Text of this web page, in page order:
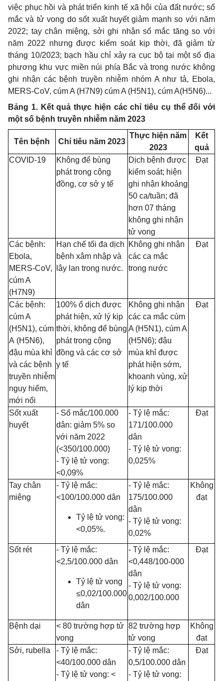
việc phục hồi và phát triển kinh tế xã hội của đất nước; số
mắc và tử vong do sốt xuất huyết giảm mạnh so với năm
2022; tay chân miệng, sởi ghi nhận số mắc tăng so với
năm 2022 nhưngđược kiểm soát kịp thời, đã giảm từ
tháng 10/2023; bạch hầu chỉ xảy ra cục bộ tại một số địa
phương khu vực miền núi phía Bắc và trong nước không
ghi nhận các bệnh truyền nhiễm nhóm A như tả, Ebola,
MERS-CoV, cúm A (H7N9) cúm A (H5N1), cúm A(H5N6)...
Bảng 1. Kết quả thực hiện các chỉ tiêu cụ thể đối với
một số bệnh truyền nhiễm năm 2023
Tên bệnh Chỉ tiêu năm 2023
Thực hiện năm
2023
Kết
quả
COVI D-19 Không đểbùng
phát trong cộng
đồng, cơ sở y tế
Dịch bệnh được
kiểm soát; hiện
ghi nhận khoảng
50 ca/tuần; đã
hơn 07 tháng
không ghi nhận
tử vong
Đạt
Các bệnh:
Ebola,
MERS-CoV,
cúm A
(H7N9)
Hạn chế tối đa dịch
bệnh xâm nhập và
lây lan trong nước.
Không ghi nhận
các ca mắc
trong nước
Đạt
Các bệnh:
cúm A
(H5N1), cúm
A (H5N6),
đậu mùa khỉ
và các bệnh
truyền nhiễm
nguy hiểm,
mới nổi
100% ổ dịch được
phát hiện, xử lý kịp
thời, không đểbùng
phát trong cộng
đồng và các cơ sở
y tế
Không ghi nhận
các ca mắc cúm
A (H5N1), cúm A
(H5N6); đậu
mùa khỉ được
phát hiện sớm,
khoanh vùng, xử
lý kịp thời
Đạt
Sốt xuất
huyết
- Số mắc/100.000
dân: giảm 5% so
với năm 2022
(<350/100.000)
- Tỷlệ tử vong:
<0,09%
- Tỷ lệ mắc:
171/100.000
dân
- Tỷ lệ tử vong:
0,025%
Đạt
Tay chân
miệng
- Tỷ lệ mắc:
<100/100.000 dân
Tỷ lệ tử vong:
<0,05%.
- Tỷ lệ mắc:
175/100.000
dân
- Tỷ lệ tử vong:
0,02%
Không
đạt
Sốt rét - Tỷlệ mắc:
<2,5/100.000 dân
Tỷlệ tử vong
≤0,02/100.000
dân
- Tỷ lệ mắc:
<0,448/100-000
dân
- Tỷ lệ tử vong:
0,002/100.000
Đạt
Bệnh dại
< 80 trường hợp tử
vong
82 trường hợp
tửvong
Không
đạt
Sởi, rubella
- Tỷ lệ mắc:
<40/100.000 dân
- Tỷlệ tử vong: <
- Tỷ lệ mắc:
0,5/100.000 dân
- Tỷ lệ tử vong:
Đạt